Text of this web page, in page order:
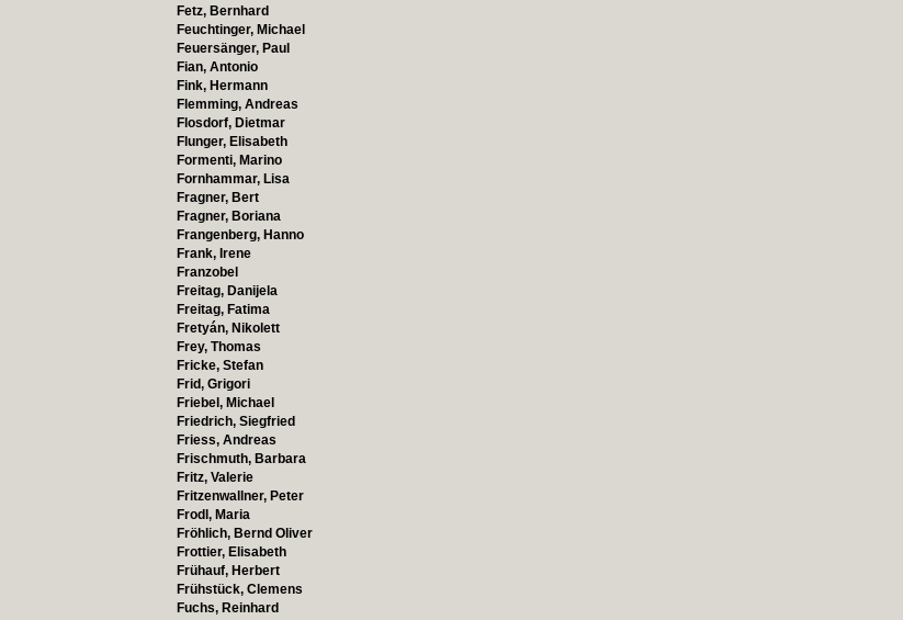
Fetz, Bernhard
Feuchtinger, Michael
Feuersänger, Paul
Fian, Antonio
Fink, Hermann
Flemming, Andreas
Flosdorf, Dietmar
Flunger, Elisabeth
Formenti, Marino
Fornhammar, Lisa
Fragner, Bert
Fragner, Boriana
Frangenberg, Hanno
Frank, Irene
Franzobel
Freitag, Danijela
Freitag, Fatima
Fretyán, Nikolett
Frey, Thomas
Fricke, Stefan
Frid, Grigori
Friebel, Michael
Friedrich, Siegfried
Friess, Andreas
Frischmuth, Barbara
Fritz, Valerie
Fritzenwallner, Peter
Frodl, Maria
Fröhlich, Bernd Oliver
Frottier, Elisabeth
Frühauf, Herbert
Frühstück, Clemens
Fuchs, Reinhard